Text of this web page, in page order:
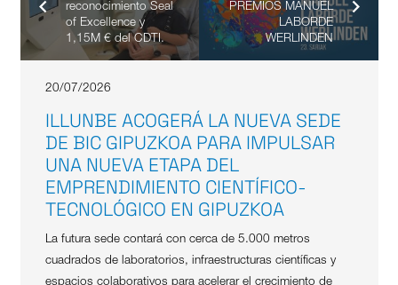
reconocimiento Seal
of Excellence y
1,15M € del CDTI.
PREMIOS MANUEL
LABORDE
WERLINDEN
20/07/2026
ILLUNBE ACOGERÁ LA NUEVA SEDE
DE BIC GIPUZKOA PARA IMPULSAR
UNA NUEVA ETAPA DEL
EMPRENDIMIENTO CIENTÍFICO-
TECNOLÓGICO EN GIPUZKOA
La futura sede contará con cerca de 5.000 metros
cuadrados de laboratorios, infraestructuras científicas y